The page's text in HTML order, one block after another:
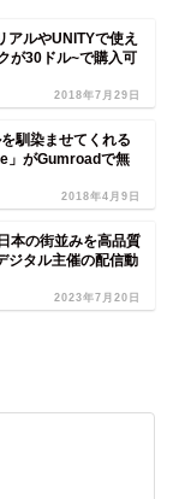
アルやUNITYで使え
が30ドル~で購入可
2018年7月29日
馴染ませてくれる
」がGumroadで無
2018年4月9日
本の街並みを高品質
ジタル主催の配信動
2023年7月20日